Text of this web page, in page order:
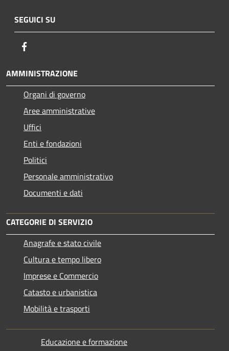
SEGUICI SU
AMMINISTRAZIONE
Organi di governo
Aree amministrative
Uffici
Enti e fondazioni
Politici
Personale amministrativo
Documenti e dati
CATEGORIE DI SERVIZIO
Anagrafe e stato civile
Cultura e tempo libero
Imprese e Commercio
Catasto e urbanistica
Mobilità e trasporti
Educazione e formazione